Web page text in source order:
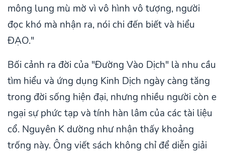
mông lung mù mờ vì vô hình vô tượng, người
đọc khó mà nhận ra, nói chi đến biết và hiểu
ĐẠO."
Bối cảnh ra đời của "Đường Vào Dịch" là nhu cầu
tìm hiểu và ứng dụng Kinh Dịch ngày càng tăng
trong đời sống hiện đại, nhưng nhiều người còn e
ngại sự phức tạp và tính hàn lâm của các tài liệu
cổ. Nguyên K dường như nhận thấy khoảng
trống này. Ông viết sách không chỉ để diễn giải